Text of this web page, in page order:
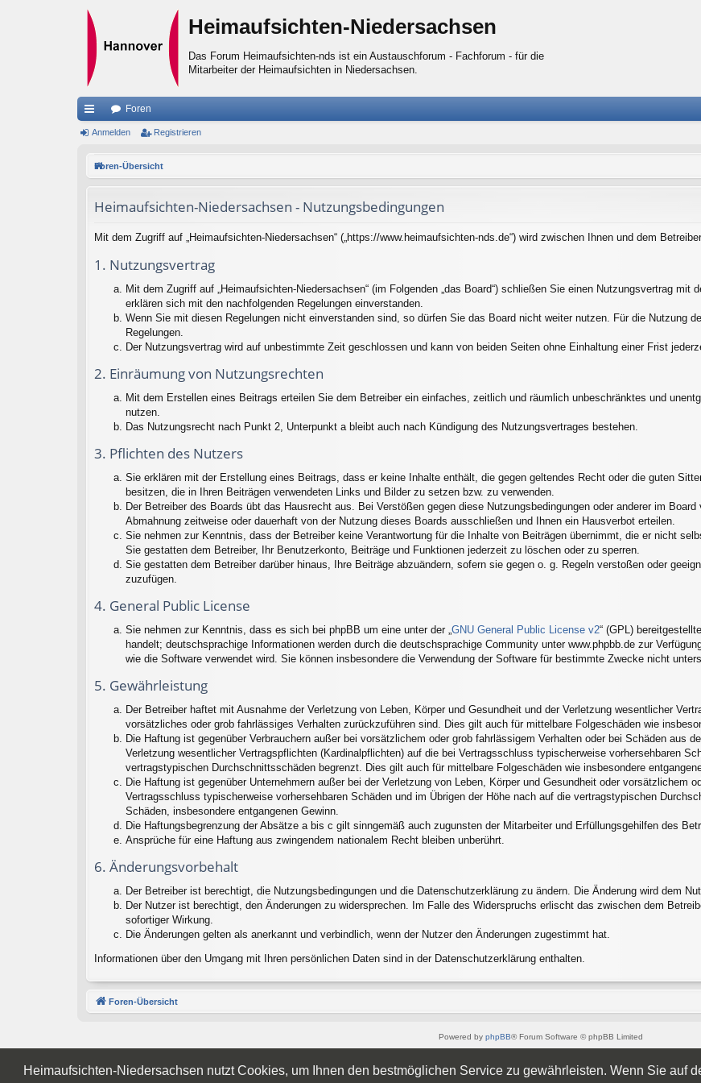
Heimaufsichten-Niedersachsen nutzt Cookies, um Ihnen den bestmöglichen Service zu gewährleisten. Wenn Sie auf
Heimaufsichten-Niedersachsen
Das Forum Heimaufsichten-nds ist ein Austauschforum - Fachforum - für die
Mitarbeiter der Heimaufsichten in Niedersachsen.
ch
llz
Foren
Anmelden Registrieren
Foren-Übersicht
Heimaufsichten-Niedersachsen - Nutzungsbedingungen
Mit dem Zugriff auf „Heimaufsichten-Niedersachsen“ („https://www.heimaufsichten-nds.de“) wird zwischen Ihnen und dem
1. Nutzungsvertrag
Mit dem Zugriff auf „Heimaufsichten-Niedersachsen“ (im Folgenden „das Board“) schließen Sie einen Nutzungsvertrag mit
erklären sich mit den nachfolgenden Regelungen einverstanden.
Wenn Sie mit diesen Regelungen nicht einverstanden sind, so dürfen Sie das Board nicht weiter nutzen. Für die Nutzung
Regelungen.
Der Nutzungsvertrag wird auf unbestimmte Zeit geschlossen und kann von beiden Seiten ohne Einhaltung einer Frist
2. Einräumung von Nutzungsrechten
Mit dem Erstellen eines Beitrags erteilen Sie dem Betreiber ein einfaches, zeitlich und räumlich unbeschränktes und
nutzen.
Das Nutzungsrecht nach Punkt 2, Unterpunkt a bleibt auch nach Kündigung des Nutzungsvertrages bestehen.
3. Pflichten des Nutzers
Sie erklären mit der Erstellung eines Beitrags, dass er keine Inhalte enthält, die gegen geltendes Recht oder die guten
besitzen, die in Ihren Beiträgen verwendeten Links und Bilder zu setzen bzw. zu verwenden.
Der Betreiber des Boards übt das Hausrecht aus. Bei Verstößen gegen diese Nutzungsbedingungen oder anderer im
Abmahnung zeitweise oder dauerhaft von der Nutzung dieses Boards ausschließen und Ihnen ein Hausverbot erteilen.
Sie nehmen zur Kenntnis, dass der Betreiber keine Verantwortung für die Inhalte von Beiträgen übernimmt, die er nicht
Sie gestatten dem Betreiber, Ihr Benutzerkonto, Beiträge und Funktionen jederzeit zu löschen oder zu sperren.
Sie gestatten dem Betreiber darüber hinaus, Ihre Beiträge abzuändern, sofern sie gegen o. g. Regeln verstoßen oder
zuzufügen.
4. General Public License
Sie nehmen zur Kenntnis, dass es sich bei phpBB um eine unter der „GNU General Public License v2“ (GPL)
handelt; deutschsprachige Informationen werden durch die deutschsprachige Community unter www.phpbb.de zur
wie die Software verwendet wird. Sie können insbesondere die Verwendung der Software für bestimmte Zwecke nicht
5. Gewährleistung
Der Betreiber haftet mit Ausnahme der Verletzung von Leben, Körper und Gesundheit und der Verletzung wesentlicher
vorsätzliches oder grob fahrlässiges Verhalten zurückzuführen sind. Dies gilt auch für mittelbare Folgeschäden wie
Die Haftung ist gegenüber Verbrauchern außer bei vorsätzlichem oder grob fahrlässigem Verhalten oder bei Schäden aus
Verletzung wesentlicher Vertragspflichten (Kardinalpflichten) auf die bei Vertragsschluss typischerweise vorhersehbaren
vertragstypischen Durchschnittsschäden begrenzt. Dies gilt auch für mittelbare Folgeschäden wie insbesondere
Die Haftung ist gegenüber Unternehmern außer bei der Verletzung von Leben, Körper und Gesundheit oder vorsätzlichem
Vertragsschluss typischerweise vorhersehbaren Schäden und im Übrigen der Höhe nach auf die vertragstypischen
Schäden, insbesondere entgangenen Gewinn.
Die Haftungsbegrenzung der Absätze a bis c gilt sinngemäß auch zugunsten der Mitarbeiter und Erfüllungsgehilfen des
Ansprüche für eine Haftung aus zwingendem nationalem Recht bleiben unberührt.
6. Änderungsvorbehalt
Der Betreiber ist berechtigt, die Nutzungsbedingungen und die Datenschutzerklärung zu ändern. Die Änderung wird dem
Der Nutzer ist berechtigt, den Änderungen zu widersprechen. Im Falle des Widerspruchs erlischt das zwischen dem
sofortiger Wirkung.
Die Änderungen gelten als anerkannt und verbindlich, wenn der Nutzer den Änderungen zugestimmt hat.
Informationen über den Umgang mit Ihren persönlichen Daten sind in der Datenschutzerklärung enthalten.
Foren-Übersicht
Powered by phpBB® Forum Software © phpBB Limited
Style vonArty- Aktualisieren phpBB 3.2 von MrGaby
Deutsche Übersetzung durchphpBB.de
|Nutzungsbedingungen